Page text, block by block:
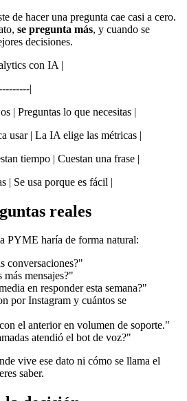
de hacer una pregunta cae casi a cero.
se pregunta más, y cuando se
decisiones.
con IA |
|
| Preguntas lo que necesitas |
usar | La IA elige las métricas |
tiempo | Cuestan una frase |
| Se usa porque es fácil |
reales
PYME haría de forma natural:
conversaciones?"
mensajes?"
en responder esta semana?"
por Instagram y cuántos se
el anterior en volumen de soporte."
atendió el bot de voz?"
vive ese dato ni cómo se llama el
saber.